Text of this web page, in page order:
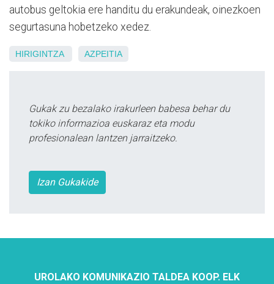
autobus geltokia ere handitu du erakundeak, oinezkoen
segurtasuna hobetzeko xedez.
HIRIGINTZA AZPEITIA
Gukak zu bezalako irakurleen babesa behar du
tokiko informazioa euskaraz eta modu
profesionalean lantzen jarraitzeko.
Izan Gukakide
UROLAKO KOMUNIKAZIO TALDEA KOOP. ELK